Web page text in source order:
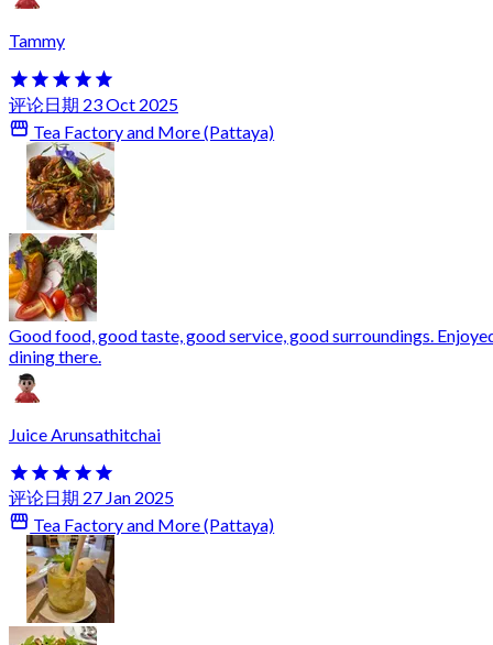
Tammy
评论日期 23 Oct 2025
Tea Factory and More (Pattaya)
Good food, good taste, good service, good surroundings.
dining there.
Juice Arunsathitchai
评论日期 27 Jan 2025
Tea Factory and More (Pattaya)